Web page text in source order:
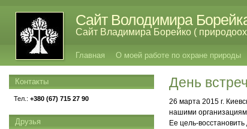
Сайт Володимира
Сайт Владимира Борейко (
Главная О моей работе по охране природы
День
26 марта 2015 г.
нашими
Ее цель-
Контакты
Тел.: +380 (67) 715 27 90
Друзья